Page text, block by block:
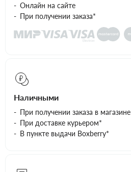
Онлайн на сайте
При получении заказа*
Наличными
При получении заказа в магазине
При доставке курьером*
В пункте выдачи Boxberry*